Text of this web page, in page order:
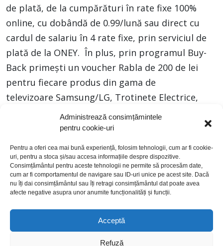
Administrează consimțămintele
pentru cookie-uri
Pentru a oferi cea mai bună experiență, folosim tehnologii, cum ar fi cookie-
uri, pentru a stoca și/sau accesa informațiile despre dispozitive.
Consimțământul pentru aceste tehnologii ne permite să procesăm date,
cum ar fi comportamentul de navigare sau ID-uri unice pe acest site. Dacă
nu îți dai consimțământul sau îți retragi consimțământul dat poate avea
afecte negative asupra unor anumite funcționalități și funcții.
Acceptă
Refuză
de plată, de la cumpărături în rate fixe 100%
online, cu dobândă de 0.99/lună sau direct cu
cardul de salariu în 4 rate fixe, prin serviciul de
plată de la ONEY. În plus, prin programul Buy-
Back primești un voucher Rabla de 200 de lei
pentru fiecare produs din gama de
televizoare Samsung/LG, Trotinete Electrice,
Electrocasince mari și Aparate de
aer condiționat. Vino în magazinul Flanco, din
Shopping City Suceava!
politică de cookies
politică de confidențialitate